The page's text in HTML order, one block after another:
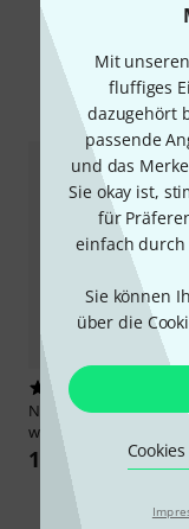
Mit
fluffiges
dazugehört
passende
und das
Sie okay ist,
für
einfach durch
Sie können
über die
Nuvo Kit Straighten
w/g
17,90 €